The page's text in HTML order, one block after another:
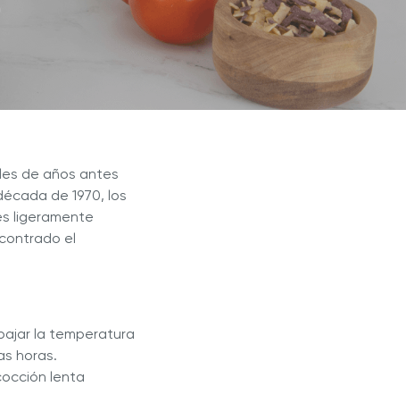
Max Extractor de Jugos Royal Prestige
de años antes
de 1970, los
ligeramente
el
la temperatura
horas.
lenta